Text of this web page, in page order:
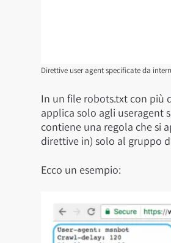
Direttive user agent specificate da
In un file robots.txt con più
applica solo agli useragent
contiene una regola che si
direttive in) solo al gruppo
Ecco un esempio: